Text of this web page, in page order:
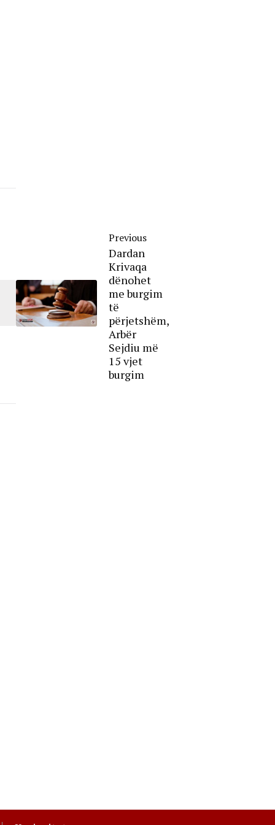
Previous
Dardan
Krivaqa
dënohet
me burgim
të
përjetshëm,
Arbër
Sejdiu më
15 vjet
burgim